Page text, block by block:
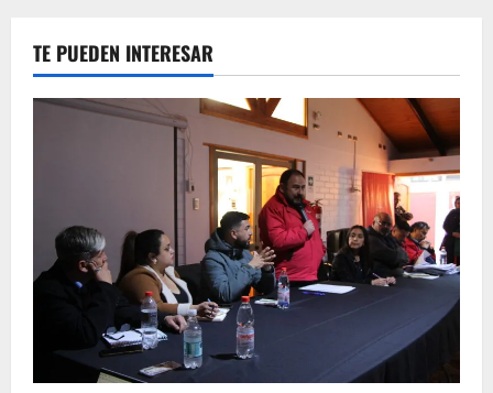
TE PUEDEN INTERESAR